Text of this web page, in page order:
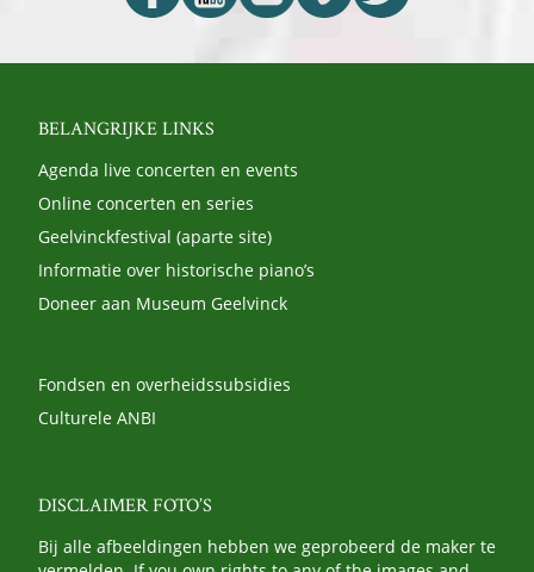
BELANGRIJKE LINKS
Agenda live concerten en events
Online concerten en series
Geelvinckfestival (aparte site)
Informatie over historische piano’s
Doneer aan Museum Geelvinck
Fondsen en overheidssubsidies
Culturele ANBI
DISCLAIMER FOTO’S
Bij alle afbeeldingen hebben we geprobeerd de maker te